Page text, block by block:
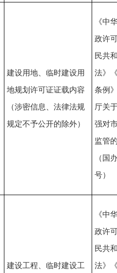
建设用地、临时建设用
地规划许可证证载内容
（涉密信息、法律法规
规定不予公开的除外）
《中
政许
民共
法》
条例
厅关
强对
监管
（国
号）
建设工程、临时建设工
《中
政许
民共
法》